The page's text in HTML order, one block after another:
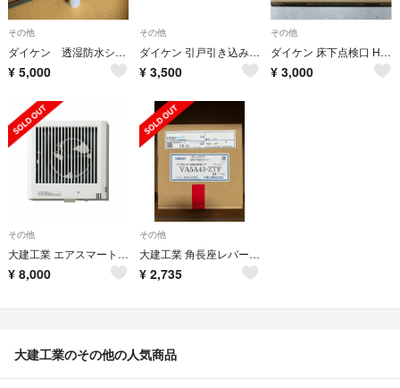
その他
ダイケン 透湿防水シートB さらっとシートR
¥ 5,000
その他
ダイケン 引戸引き込み装置 エコキャッチ 外付けタイプ ゴールド ECK-07G
¥ 3,500
その他
ダイケン 床下点検口 HDE45B
¥ 3,000
その他
大建工業 エアスマート排気ファン11型(湿度センサー) SB1472 開封済み
¥ 8,000
その他
大建工業 角長座レバーハンドル RNデザイン 表示錠 Tシルバー VA5A43-
¥ 2,735
大建工業のその他の人気商品